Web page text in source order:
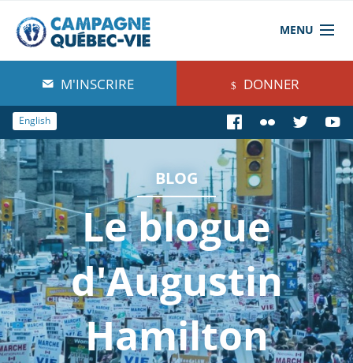
MENU
À propos de nous
Blog
Comprendre
Agir
Boutique
M'INSCRIRE DONNER
English
BLOG
Le blogue
d'Augustin
Hamilton